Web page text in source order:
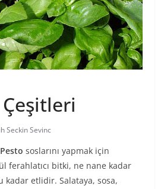
Seckin Sevinc
Pesto soslarını yapmak için
ferahlatıcı bitki, ne nane kadar
kadar etlidir. Salataya, sosa,